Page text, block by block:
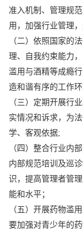
准入机制、管理规
用，加强行业管理
（二）依照国家的
理、自我约束能力
滥用与酒精等成瘾
造和谐有序的工作环
（三）定期开展行
实情况和诉求，为
学、客观依据;
（四）整合行业内
内部规范培训及巡
识，提高管理者管
能和水平；
（五）开展药物滥
要加强对青少年的